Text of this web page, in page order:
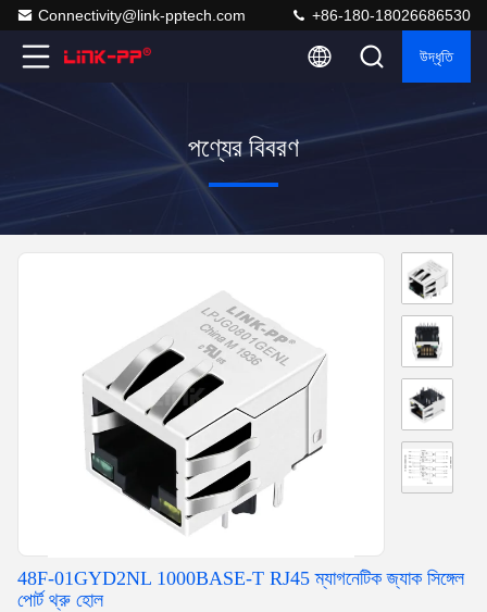
Connectivity@link-pptech.com +86-180-18026686530
উদ্ধৃতি
পণ্যের বিবরণ
48F-01GYD2NL 1000BASE-T RJ45 ম্যাগনেটিক জ্যাক সিঙ্গেল
পোর্ট থ্রু হোল